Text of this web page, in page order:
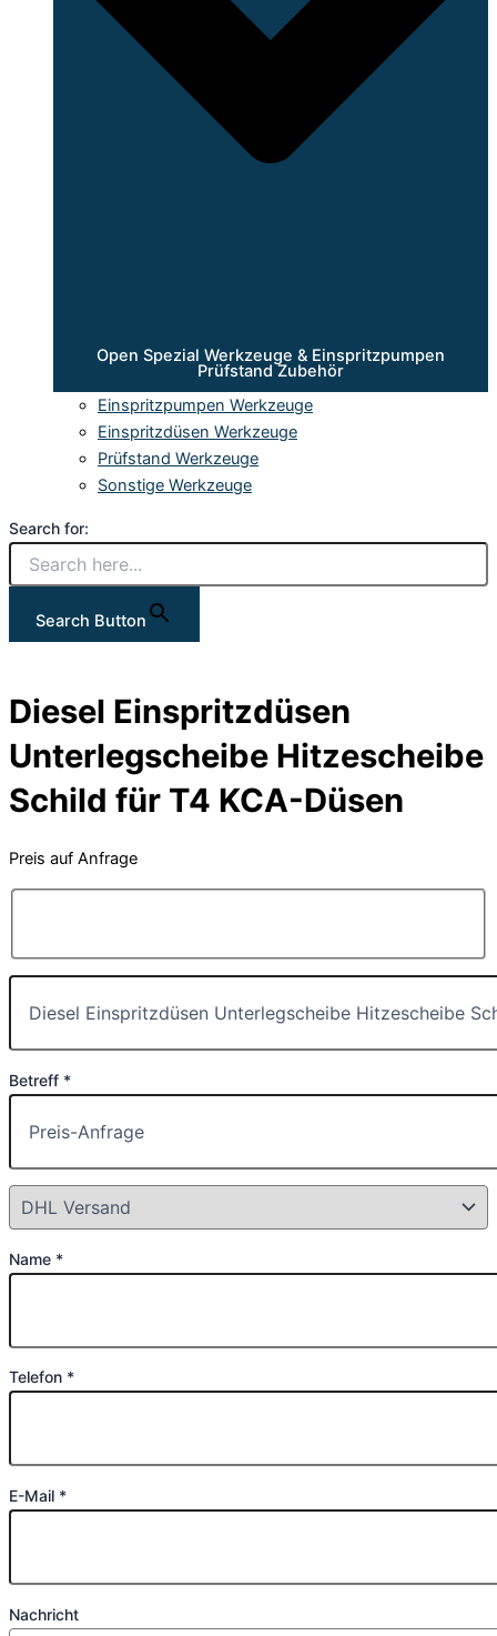
Open Spezial Werkzeuge & Einspritzpumpen
Prüfstand Zubehör
Einspritzpumpen Werkzeuge
Einspritzdüsen Werkzeuge
Prüfstand Werkzeuge
Sonstige Werkzeuge
Search for:
Search Button
Diesel Einspritzdüsen
Unterlegscheibe Hitzescheibe
Schild für T4 KCA-Düsen
Preis auf Anfrage
Betreff *
Name *
Telefon *
E-Mail *
Nachricht